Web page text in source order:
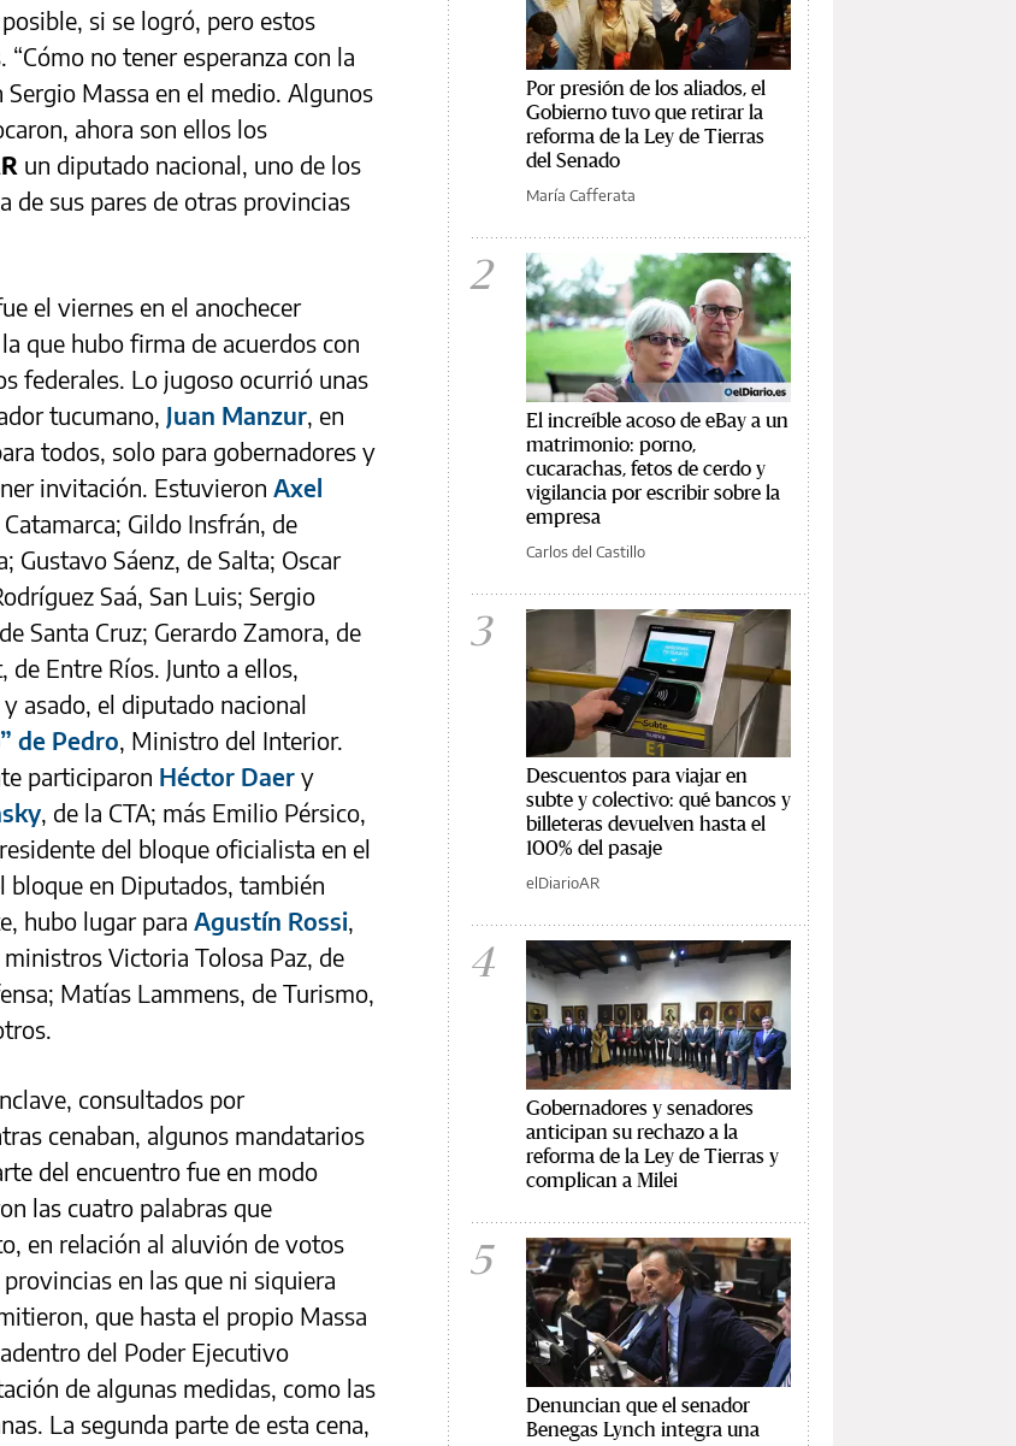
si se logró, pero estos
no tener esperanza con la
Massa en el medio. Algunos
ahora son ellos los
un diputado nacional, uno de los
de sus pares de otras provincias
el viernes en el anochecer
que hubo firma de acuerdos con
federales. Lo jugoso ocurrió unas
tucumano, Juan Manzur, en
todos, solo para gobernadores y
invitación. Estuvieron Axel
Gildo Insfrán, de
Gustavo Sáenz, de Salta; Oscar
Saá, San Luis; Sergio
Santa Cruz; Gerardo Zamora, de
Entre Ríos. Junto a ellos,
asado, el diputado nacional
de Pedro, Ministro del Interior.
participaron Héctor Daer y
, de la CTA; más Emilio Pérsico,
del bloque oficialista en el
bloque en Diputados, también
hubo lugar para Agustín Rossi,
Victoria Tolosa Paz, de
Matías Lammens, de Turismo,
consultados por
cenaban, algunos mandatarios
del encuentro fue en modo
las cuatro palabras que
en relación al aluvión de votos
en las que ni siquiera
que hasta el propio Massa
del Poder Ejecutivo
de algunas medidas, como las
La segunda parte de esta cena,
Por presión de los aliados, el
Gobierno tuvo que retirar la
reforma de la Ley de Tierras
del Senado
María Cafferata
2
El increíble acoso de eBay a un
matrimonio: porno,
cucarachas, fetos de cerdo y
vigilancia por escribir sobre la
empresa
Carlos del Castillo
3
Descuentos para viajar en
subte y colectivo: qué bancos y
billeteras devuelven hasta el
100% del pasaje
elDiarioAR
4
Gobernadores y senadores
anticipan su rechazo a la
reforma de la Ley de Tierras y
complican a Milei
5
Denuncian que el senador
Benegas Lynch integra una